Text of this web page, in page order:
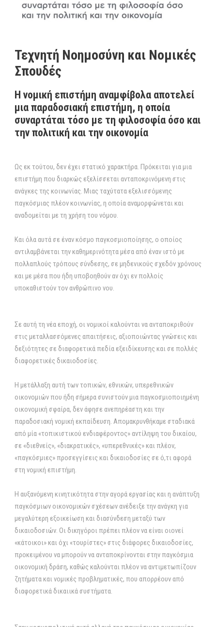
Τεχνητή Νοημοσύνη και Νομικές
Σπουδές
Η νομική επιστήμη αναμφίβολα αποτελεί
μια παραδοσιακή επιστήμη, η οποία
συναρτάται τόσο με τη φιλοσοφία όσο και
την πολιτική και την οικονομία
Ως εκ τούτου, δεν έχει στατικό χαρακτήρα. Πρόκειται για μια
επιστήμη που διαρκώς εξελίσσεται ανταποκρινόμενη στις
ανάγκες της κοινωνίας. Μιας ταχύτατα εξελισσόμενης
παγκόσμιας πλέον κοινωνίας, η οποία αναμορφώνεται και
αναδομείται με τη χρήση του νόμου.
Και όλα αυτά σε έναν κόσμο παγκοσμιοποίησης, ο οποίος
αντιλαμβάνεται την καθημερινότητα μέσα από έναν ιστό με
πολλαπλούς τρόπους σύνδεσης, σε μηδενικούς σχεδόν χρόνους
και με μέσα που ήδη υποβοηθούν αν όχι εν πολλοίς
υποκαθιστούν τον ανθρώπινο νου.
Σε αυτή τη νέα εποχή, οι νομικοί καλούνται να ανταποκριθούν
στις μεταλλασσόμενες απαιτήσεις, αξιοποιώντας γνώσεις και
δεξιότητες σε διαφορετικά πεδία εξειδίκευσης και σε πολλές
διαφορετικές δικαιοδοσίες.
Η μετάλλαξη αυτή των τοπικών, εθνικών, υπερεθνικών
οικονομιών που ήδη σήμερα συνιστούν μια παγκοσμιοποιημένη
οικονομική σφαίρα, δεν άφησε ανεπηρέαστη και την
παραδοσιακή νομική εκπαίδευση. Απομακρυνθήκαμε σταδιακά
από μία «τοπικιστικού ενδιαφέροντος» αντίληψη του δικαίου,
σε «διεθνείς», «διακρατικές», «υπερεθνικές» και πλέον,
«παγκόσμιες» προσεγγίσεις και δικαιοδοσίες σε ό,τι αφορά
στη νομική επιστήμη.
Η αυξανόμενη κινητικότητα στην αγορά εργασίας και η ανάπτυξη
παγκόσμιων οικονομικών σχέσεων ανέδειξε την ανάγκη για
μεγαλύτερη εξοικείωση και διασύνδεση μεταξύ των
δικαιοδοσιών. Οι δικηγόροι πρέπει πλέον να είναι οιονεί
«κάτοικοι» και όχι «τουρίστες» στις διάφορες δικαιοδοσίες,
προκειμένου να μπορούν να ανταποκρίνονται στην παγκόσμια
οικονομική δράση, καθώς καλούνται πλέον να αντιμετωπίζουν
ζητήματα και νομικές προβληματικές, που απορρέουν από
διαφορετικά δικαιικά συστήματα.